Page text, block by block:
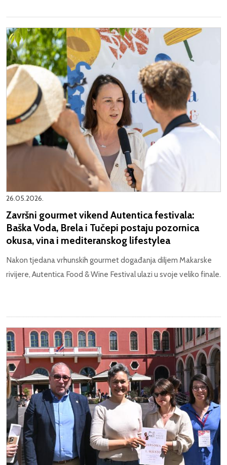
26.05.2026.
Završni gourmet vikend Autentica festivala:
Baška Voda, Brela i Tučepi postaju pozornica
okusa, vina i mediteranskog lifestylea
Nakon tjedana vrhunskih gourmet događanja diljem Makarske
rivijere, Autentica Food & Wine Festival ulazi u svoje veliko finale.